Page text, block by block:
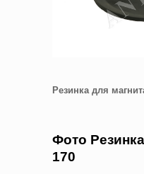
Резинка для
Фото
170